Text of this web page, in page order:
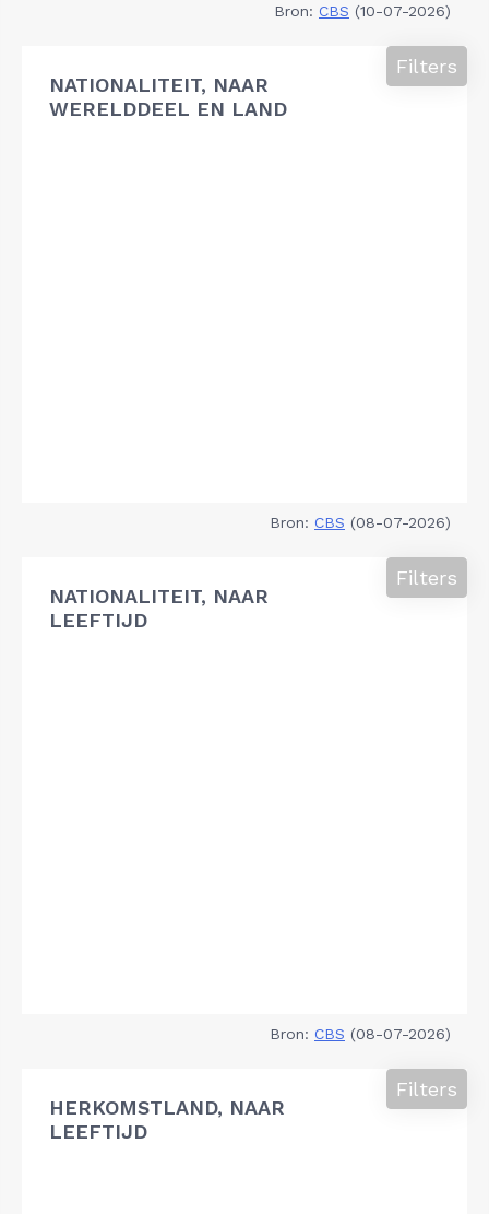
Bron: CBS (10-07-2026)
NATIONALITEIT, NAAR
WERELDDEEL EN LAND
Filters
Bron: CBS (08-07-2026)
NATIONALITEIT, NAAR
LEEFTIJD
Filters
Bron: CBS (08-07-2026)
HERKOMSTLAND, NAAR
LEEFTIJD
Filters